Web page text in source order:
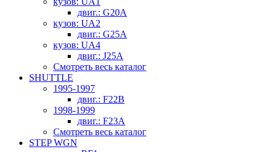
двиг.: G20A
кузов: UA2
двиг.: G25A
кузов: UA4
двиг.: J25A
Смотреть весь каталог
SHUTTLE
1995-1997
двиг.: F22B
1998-1999
двиг.: F23A
Смотреть весь каталог
STEP WGN